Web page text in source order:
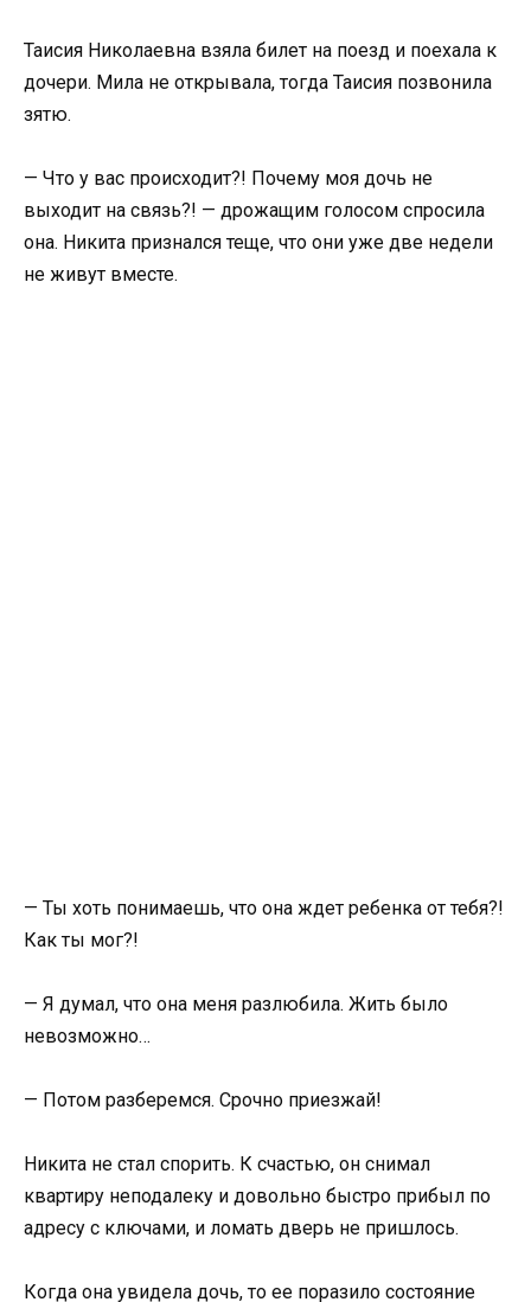
Таисия Николаевна взяла билет на поезд и поехала к
дочери. Мила не открывала, тогда Таисия позвонила
зятю.
— Что у вас происходит?! Почему моя дочь не
выходит на связь?! — дрожащим голосом спросила
она. Никита признался теще, что они уже две недели
не живут вместе.
— Ты хоть понимаешь, что она ждет ребенка от тебя?!
Как ты мог?!
— Я думал, что она меня разлюбила. Жить было
невозможно…
— Потом разберемся. Срочно приезжай!
Никита не стал спорить. К счастью, он снимал
квартиру неподалеку и довольно быстро прибыл по
адресу с ключами, и ломать дверь не пришлось.
Когда она увидела дочь, то ее поразило состояние